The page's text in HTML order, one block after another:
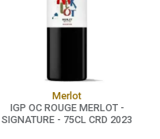
Merlot
IGP OC ROUGE MERLOT -
SIGNATURE - 75CL CRD 2023